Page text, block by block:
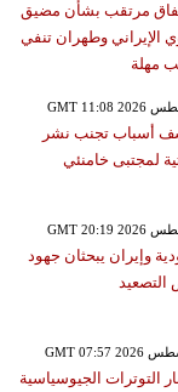
مرتقب بشأن مضيق
الإيراني وطهران تنفي
مهلة
أسباب تجنب نشر
لمجتبى خامنئي
وإيران يبحثان جهود
التوترات الجيوسياسية